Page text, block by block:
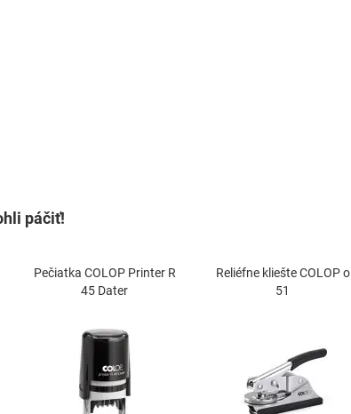
páčiť!
Pečiatka COLOP Printer R
45 Dater
Reliéfne kliešte COLOP o
51